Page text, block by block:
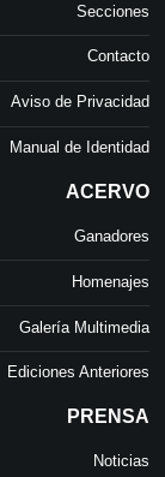
Secciones
Contacto
Aviso de Privacidad
Manual de Identidad
ACERVO
Ganadores
Homenajes
Galería Multimedia
Ediciones Anteriores
PRENSA
Noticias